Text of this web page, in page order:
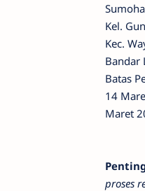
Kel.
Kec.
Bandar
Batas
14
Maret
proses